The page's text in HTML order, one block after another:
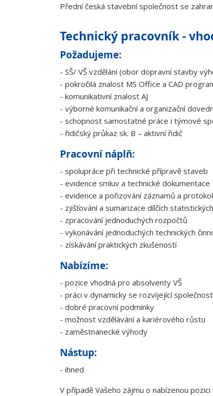
Přední česká stavební společnost se
Technický pracovník -
Požadujeme:
- SŠ/ VŠ vzdělání (obor dopravní stavby
- pokročilá znalost MS Office a CAD
- komunikativní znalost AJ
- výborné komunikační a organizační
- schopnost samostatné práce i týmové
- řidičský průkaz sk. B – aktivní řidič
Pracovní náplň:
- spolupráce při technické přípravě staveb
- evidence smluv a technické dokumentace
- evidence a pořizování záznamů a
- zjišťování a sumarizace dílčích
- zpracování jednoduchých rozpočtů
- vykonávání jednoduchých technických
- získávání praktických zkušeností
Nabízíme:
- pozice vhodná pro absolventy VŠ
- práci v dynamicky se rozvíjející
- dobré pracovní podmínky
- možnost vzdělávání a kariérového růstu
- zaměstnanecké výhody
Nástup:
- ihned
V případě Vašeho zájmu o nabízenou